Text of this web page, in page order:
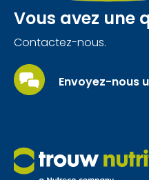
Vous avez une
Contactez-nous.
Envoyez-nous